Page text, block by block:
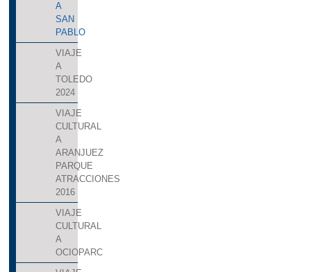
A
SAN
PABLO
VIAJE
A
TOLEDO
2024
VIAJE
CULTURAL
A
ARANJUEZ
PARQUE
ATRACCIONES
2016
VIAJE
CULTURAL
A
OCIOPARC